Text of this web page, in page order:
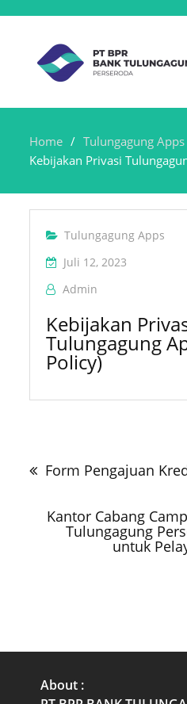
Home
Tulungagung Apps
Kebijakan Privasi
Tulungagung Apps
Juli 12, 2023
Admin
Kebijakan
Tulungagung
Policy)
Form Pengajuan
Kantor Cabang
Tulungagung
untuk
About :